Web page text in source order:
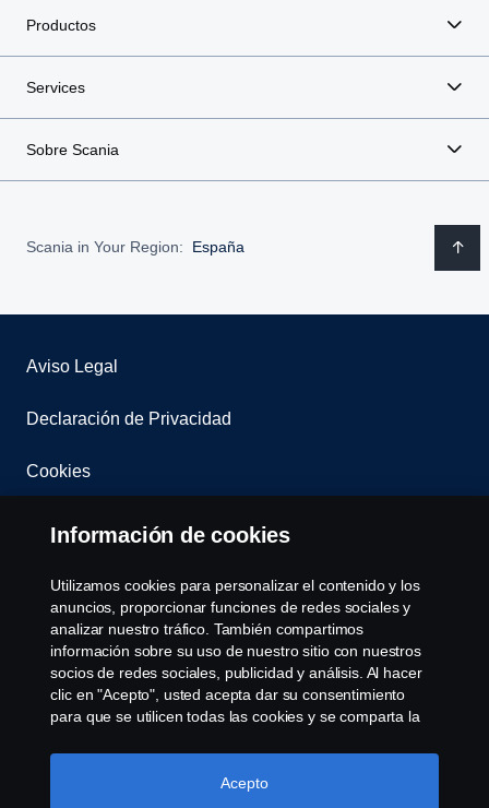
Productos
Services
Sobre Scania
Scania in Your Region: España
Aviso Legal
Declaración de Privacidad
Cookies
Contacta con nosotros
Whistleblowing
Governance, Risk & Compliance
Configuración de cookies
Información de cookies
Utilizamos cookies para personalizar el contenido y los
anuncios, proporcionar funciones de redes sociales y
analizar nuestro tráfico. También compartimos
información sobre su uso de nuestro sitio con nuestros
socios de redes sociales, publicidad y análisis. Al hacer
clic en "Acepto", usted acepta dar su consentimiento
para que se utilicen todas las cookies y se comparta la
haciendo clic en "Configuración de cookies" y
seleccionando las categorías que desea aceptar. Para
Acepto